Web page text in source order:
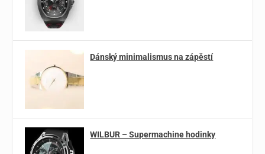
Dánský minimalismus na zápěstí
WILBUR – Supermachine hodinky